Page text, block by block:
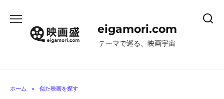
eigamori.com
テーマで巡る、映画宇宙
ホーム » 似た映画を探す